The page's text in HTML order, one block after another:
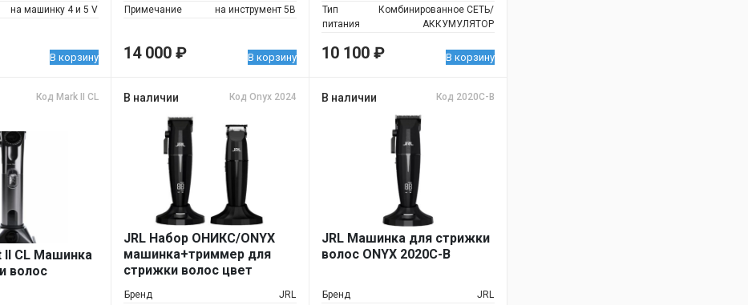
на машинку 4 и 5 V
В корзину
Примечание
на инструмент 5В
14 000 ₽ В корзину
Тип
питания
Комбинированное СЕТЬ/
АККУМУЛЯТОР
10 100 ₽ В корзину
Код Mark II CL
II CL Машинка
волос
В наличии Код Onyx 2024
JRL Набор ОНИКС/ONYX
машинка+триммер для
стрижки волос цвет
Бренд
JRL
В наличии Код 2020C-B
JRL Машинка для стрижки
волос ONYX 2020C-B
Бренд
JRL